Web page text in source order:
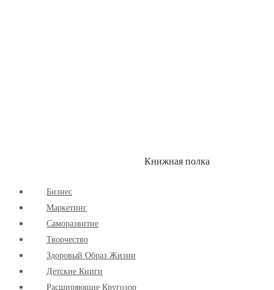
Книжная полка
Бизнес
Маркетинг
Cаморазвитие
Творчество
Здоровый Образ Жизни
Детские Книги
Расширяющие Кругозор